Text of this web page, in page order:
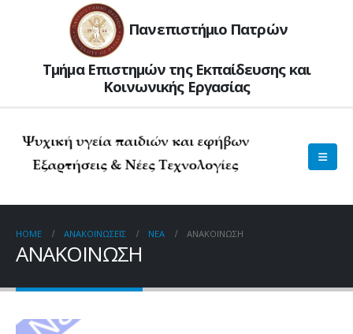
Πανεπιστήμιο Πατρών
Τμήμα Επιστημών της Εκπαίδευσης και
Kοινωνικής Εργασίας
HOME ΑΝΑΚΟΙΝΏΣΕΙΣ ΝΈΑ ΑΝΑΚΟΙΝΩΣΗ
ΑΝΑΚΟΙΝΩΣΗ